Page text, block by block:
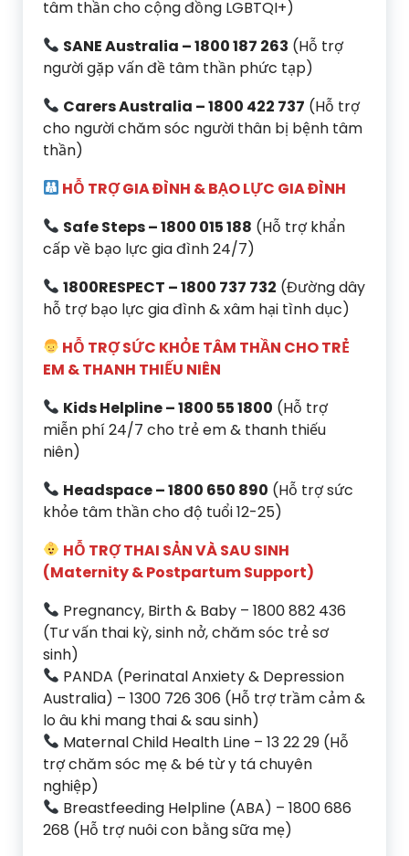
tâm thần cho cộng đồng LGBTQI+)
SANE Australia – 1800 187 263 (Hỗ trợ
người gặp vấn đề tâm thần phức tạp)
Carers Australia – 1800 422 737 (Hỗ trợ
cho người chăm sóc người thân bị bệnh tâm
thần)
HỖ TRỢ GIA ĐÌNH & BẠO LỰC GIA ĐÌNH
Safe Steps – 1800 015 188 (Hỗ trợ khẩn
cấp về bạo lực gia đình 24/7)
1800RESPECT – 1800 737 732 (Đường dây
hỗ trợ bạo lực gia đình & xâm hại tình dục)
HỖ TRỢ SỨC KHỎE TÂM THẦN CHO TRẺ
EM & THANH THIẾU NIÊN
Kids Helpline – 1800 55 1800 (Hỗ trợ
miễn phí 24/7 cho trẻ em & thanh thiếu
niên)
Headspace – 1800 650 890 (Hỗ trợ sức
khỏe tâm thần cho độ tuổi 12-25)
HỖ TRỢ THAI SẢN VÀ SAU SINH
(Maternity & Postpartum Support)
Pregnancy, Birth & Baby – 1800 882 436
(Tư vấn thai kỳ, sinh nở, chăm sóc trẻ sơ
sinh)
PANDA (Perinatal Anxiety & Depression
Australia) – 1300 726 306 (Hỗ trợ trầm cảm &
lo âu khi mang thai & sau sinh)
Maternal Child Health Line – 13 22 29 (Hỗ
trợ chăm sóc mẹ & bé từ y tá chuyên
nghiệp)
Breastfeeding Helpline (ABA) – 1800 686
268 (Hỗ trợ nuôi con bằng sữa mẹ)